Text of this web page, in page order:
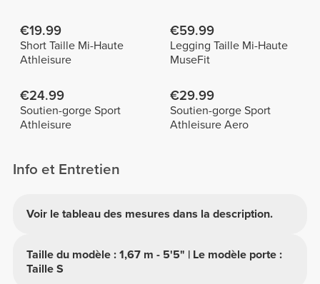
€19.99
Short Taille Mi-Haute
Athleisure
€59.99
Legging Taille Mi-Haute
MuseFit
€24.99
Soutien-gorge Sport
Athleisure
€29.99
Soutien-gorge Sport
Athleisure Aero
Info et Entretien
Voir le tableau des mesures dans la description.
Taille du modèle : 1,67 m - 5'5" | Le modèle porte :
Taille S